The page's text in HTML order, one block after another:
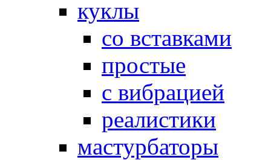
куклы
со вставками
простые
с вибрацией
реалистики
мастурбаторы